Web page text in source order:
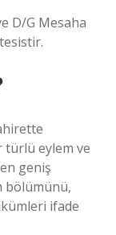
D/G Mesaha
türlü eylem ve
geniş
bölümünü,
ifade